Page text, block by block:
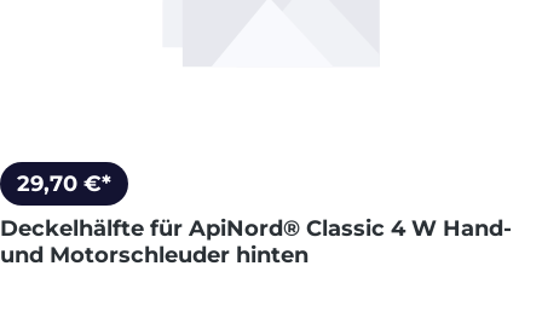
29,70 €*
Deckelhälfte für ApiNord® Classic 4 W Hand-
und Motorschleuder hinten